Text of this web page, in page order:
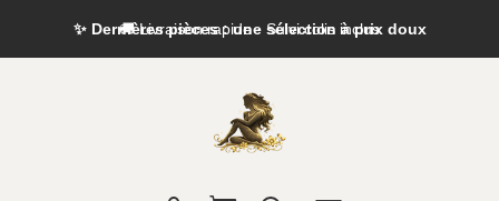
✨ Dernières pièces : une sélection à prix doux